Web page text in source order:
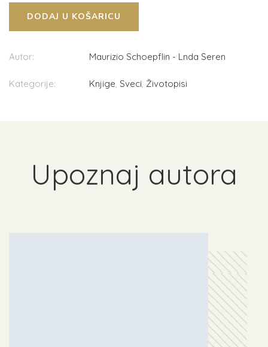
DODAJ U KOŠARICU
Autor: Maurizio Schoepflin - Lnda Seren
Kategorije: Knjige, Sveci, Životopisi
Upoznaj autora